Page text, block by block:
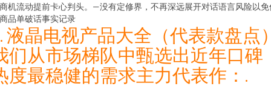
机流动提前卡心判头。—没有定修界，不再深远展开对话语言风险以免
品单破话事实记录
液晶电视产品大全（代表款盘点
们从市场梯队中甄选出近年口碑
度最稳健的需求主力代表作：.